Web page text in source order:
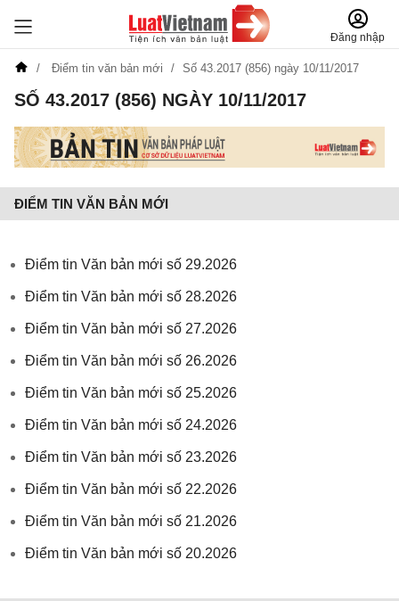
Đăng nhập
Điểm tin văn bản mới Số 43.2017 (856) ngày 10/11/2017
SỐ 43.2017 (856) NGÀY 10/11/2017
ĐIỂM TIN VĂN BẢN MỚI
Điểm tin Văn bản mới số 29.2026
Điểm tin Văn bản mới số 28.2026
Điểm tin Văn bản mới số 27.2026
Điểm tin Văn bản mới số 26.2026
Điểm tin Văn bản mới số 25.2026
Điểm tin Văn bản mới số 24.2026
Điểm tin Văn bản mới số 23.2026
Điểm tin Văn bản mới số 22.2026
Điểm tin Văn bản mới số 21.2026
Điểm tin Văn bản mới số 20.2026